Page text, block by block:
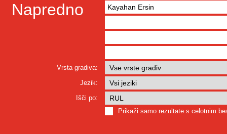
Napredno
Vrsta gradiva:
Jezik:
Išči po:
Prikaži samo rezultate s celotnim